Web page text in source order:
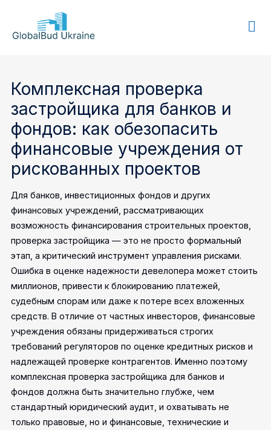
GLOBALBUD
Комплексная проверка
застройщика для банков и
фондов: как обезопасить
финансовые учреждения от
рискованных проектов
Для банков, инвестиционных фондов и других
финансовых учреждений, рассматривающих
возможность финансирования строительных проектов,
проверка застройщика — это не просто формальный
этап, а критический инструмент управления рисками.
Ошибка в оценке надежности девелопера может стоить
миллионов, привести к блокированию платежей,
судебным спорам или даже к потере всех вложенных
средств. В отличие от частных инвесторов, финансовые
учреждения обязаны придерживаться строгих
требований регуляторов по оценке кредитных рисков и
надлежащей проверке контрагентов. Именно поэтому
комплексная проверка застройщика для банков и
фондов должна быть значительно глубже, чем
стандартный юридический аудит, и охватывать не
только правовые, но и финансовые, технические и